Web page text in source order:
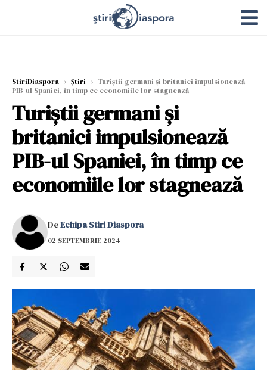
StiriDiaspora › Știri › Turiştii germani şi britanici impulsionează
PIB-ul Spaniei, în timp ce economiile lor stagnează
Turiştii germani şi
britanici impulsionează
PIB-ul Spaniei, în timp ce
economiile lor stagnează
DeEchipa Stiri Diaspora
02 SEPTEMBRIE 2024